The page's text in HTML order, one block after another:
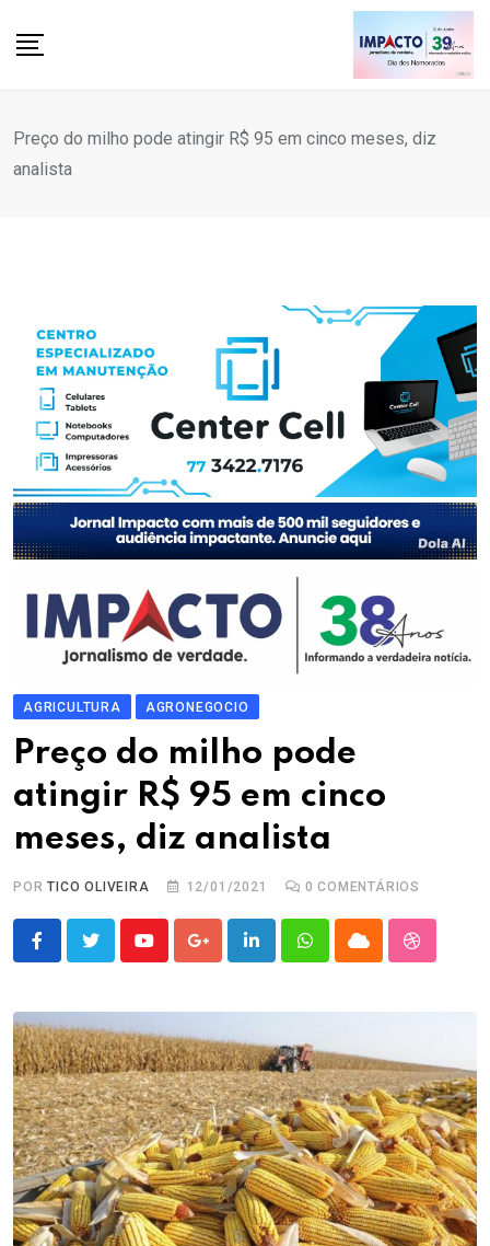
Preço do milho pode atingir R$ 95 em cinco meses, diz
analista
AGRICULTURA AGRONEGOCIO
Preço do milho pode
atingir R$ 95 em cinco
meses, diz analista
PORTICO OLIVEIRA 12/01/2021 0 COMENTÁRIOS
YoutubeGoogle+LinkedInWhatsappCloud